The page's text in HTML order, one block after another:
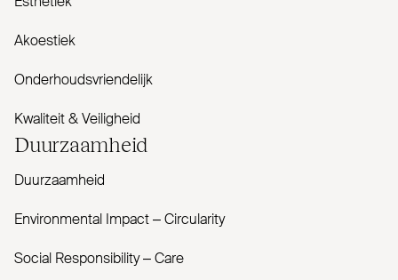
Akoestiek
Onderhoudsvriendelijk
Kwaliteit & Veiligheid
Duur­zaamheid
Duurzaamheid
Envi­ronmental Impact – Cir­cularity
Social Responsibility – Care